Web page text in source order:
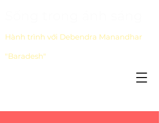
Hành trình với Debendra Manandhar
"Baradesh"